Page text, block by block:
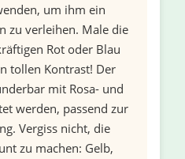
um ihm ein
zu verleihen. Male die
Rot oder Blau
tollen Kontrast! Der
mit Rosa- und
werden, passend zur
Vergiss nicht, die
zu machen: Gelb,